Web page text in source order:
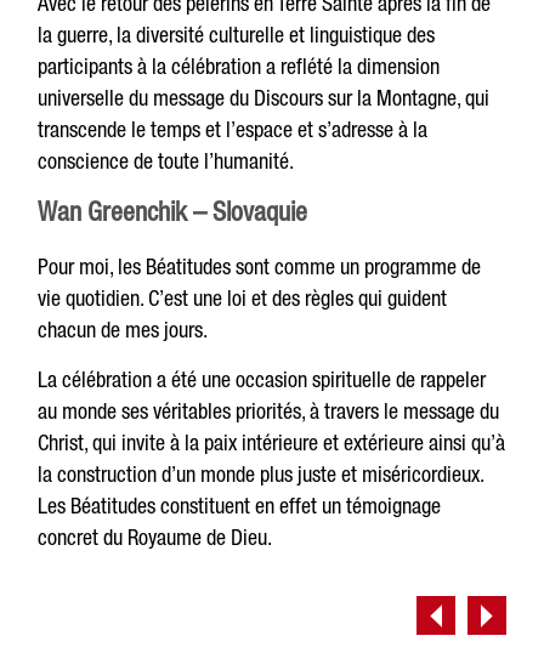
la guerre, la diversité culturelle et linguistique des
participants à la célébration a reflété la dimension
universelle du message du Discours sur la Montagne, qui
transcende le temps et l’espace et s’adresse à la
conscience de toute l’humanité.
Wan Greenchik – Slovaquie
Pour moi, les Béatitudes sont comme un programme de
vie quotidien. C’est une loi et des règles qui guident
chacun de mes jours.
La célébration a été une occasion spirituelle de rappeler
au monde ses véritables priorités, à travers le message du
Christ, qui invite à la paix intérieure et extérieure ainsi qu’à
la construction d’un monde plus juste et miséricordieux.
Les Béatitudes constituent en effet un témoignage
concret du Royaume de Dieu.